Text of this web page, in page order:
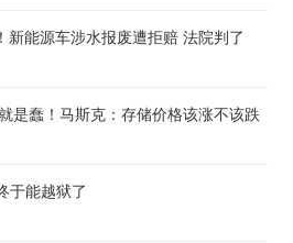
新能源车涉水报废遭拒赔 法院判了
是蠢！马斯克：存储价格该涨不该跌
于能越狱了